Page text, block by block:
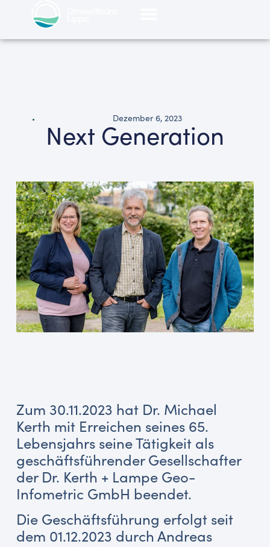
Dezember 6, 2023
Next Generation
Zum 30.11.2023 hat Dr. Michael
Kerth mit Erreichen seines 65.
Lebensjahrs seine Tätigkeit als
geschäftsführender Gesellschafter
der Dr. Kerth + Lampe Geo-
Infometric GmbH beendet.
Die Geschäftsführung erfolgt seit
dem 01.12.2023 durch Andreas